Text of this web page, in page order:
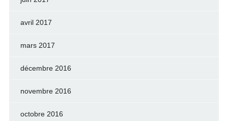
avril 2017
mars 2017
décembre 2016
novembre 2016
octobre 2016